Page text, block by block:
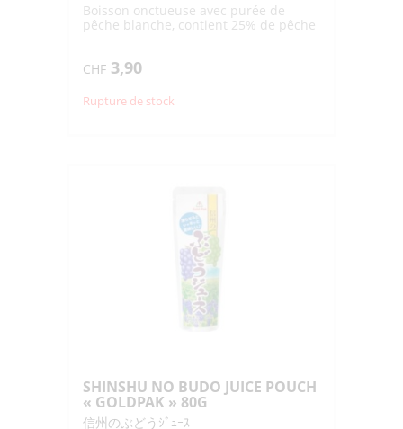
Boisson onctueuse avec purée de
pêche blanche, contient 25% de pêche
CHF 3,90
Rupture de stock
SHINSHU NO BUDO JUICE POUCH
« GOLDPAK » 80G
信州のぶどうｼﾞｭｰｽ